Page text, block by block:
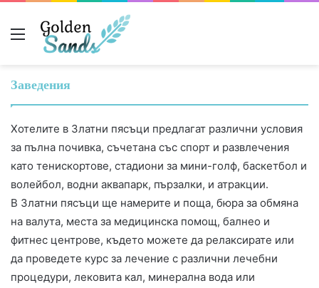
Меню
Заведения
Хотелите в Златни пясъци предлагат различни условия
за пълна почивка, съчетана със спорт и развлечения
като тенискортове, стадиони за мини-голф, баскетбол и
волейбол, водни аквапарк, пързалки, и атракции.
В Златни пясъци ще намерите и поща, бюра за обмяна
на валута, места за медицинска помощ, балнео и
фитнес центрове, където можете да релаксирате или
да проведете курс за лечение с различни лечебни
процедури, лековита кал, минерална вода или